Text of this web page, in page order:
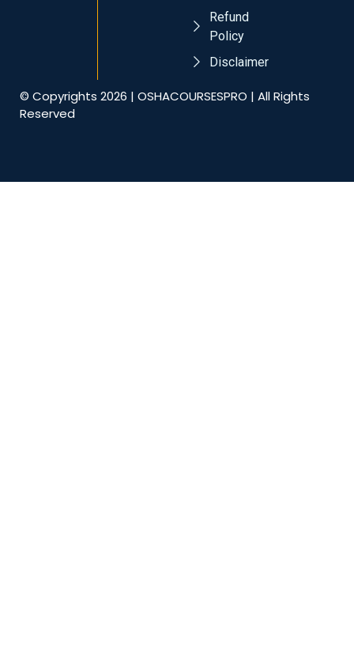
Refund
Policy
Disclaimer
© Copyrights 2026 | OSHACOURSESPRO | All Rights
Reserved